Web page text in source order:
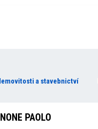
a stavebnictví
PAOLO